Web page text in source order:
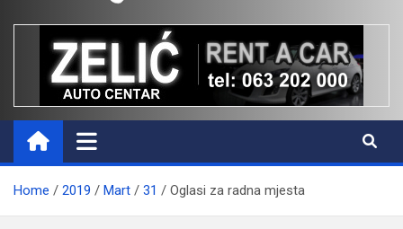
Ljubušaci
Svom voljenom gradu
Home 2019 Mart 31 Oglasi za radna mjesta